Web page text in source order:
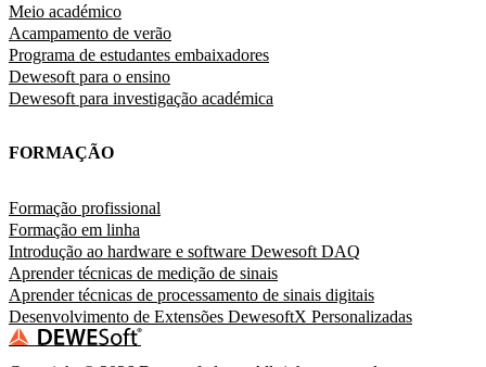
Meio académico
Acampamento de verão
Programa de estudantes embaixadores
Dewesoft para o ensino
Dewesoft para investigação académica
FORMAÇÃO
Formação profissional
Formação em linha
Introdução ao hardware e software Dewesoft DAQ
Aprender técnicas de medição de sinais
Aprender técnicas de processamento de sinais digitais
Desenvolvimento de Extensões DewesoftX Personalizadas